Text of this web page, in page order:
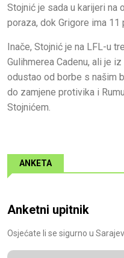
Stojnić je sada u karijeri na
poraza, dok Grigore ima 11
Inače, Stojnić je na LFL-u
Gulihmerea Cadenu, ali je
odustao od borbe s našim
do zamjene protivika i
Stojnićem.
ANKETA
Anketni upitnik
Osjećate li se sigurno u